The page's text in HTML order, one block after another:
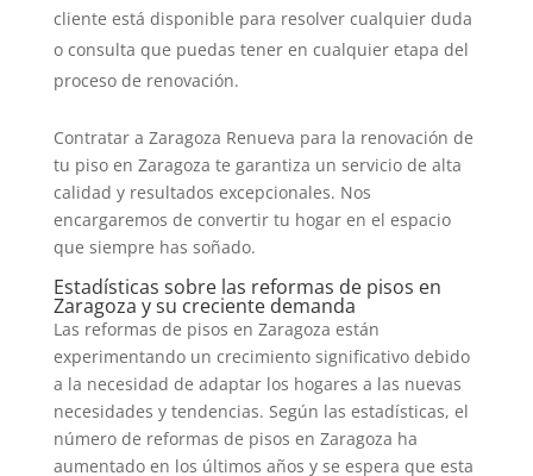
cliente está disponible para resolver cualquier duda
o consulta que puedas tener en cualquier etapa del
proceso de renovación.
Contratar a Zaragoza Renueva para la renovación de
tu piso en Zaragoza te garantiza un servicio de alta
calidad y resultados excepcionales. Nos
encargaremos de convertir tu hogar en el espacio
que siempre has soñado.
Estadísticas sobre las reformas de pisos en
Zaragoza y su creciente demanda
Las reformas de pisos en Zaragoza están
experimentando un crecimiento significativo debido
a la necesidad de adaptar los hogares a las nuevas
necesidades y tendencias. Según las estadísticas, el
número de reformas de pisos en Zaragoza ha
aumentado en los últimos años y se espera que esta